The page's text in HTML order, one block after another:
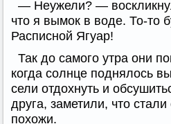
— Неужели? —
что я вымок в воде. То-то
Расписной Ягуар!
Так до самого утра они
когда солнце поднялось
сели отдохнуть и
друга, заметили, что
похожи.